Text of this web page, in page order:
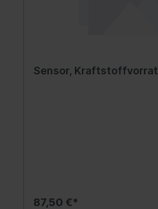
Sensor, Kraftstoffvorrat
87,50 €*